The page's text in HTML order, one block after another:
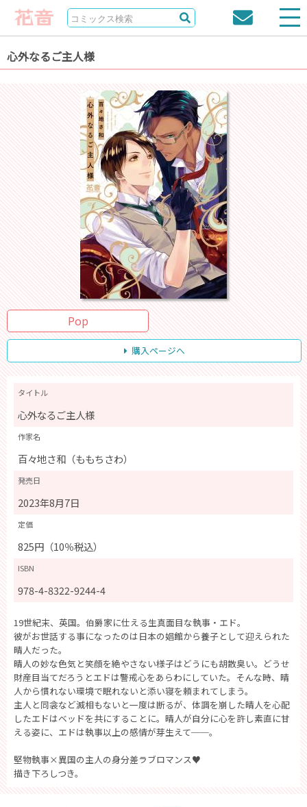
心外なるご主人様
Pop
購入ページへ
タイトル
心外なるご主人様
作家名
百々地さ和（ももちさわ）
発売日
2023年8月7日
定価
825円（10％税込）
ISBN
978-4-8322-9244-4
19世紀末、英国。伯爵家に仕える生真面目な執事・エド。
彼がお世話する事になったのは日本の娼館から養子として迎えられた
晴人だった。
晴人の妙な色気と笑顔を絶やさない様子はどうにも胡散臭い。どうせ
財産目当てだろうとエドは警戒心をあらわにしていた。そんな時、晴
人から慣れない環境で眠れないと添い寝を頼まれてしまう。
主人と同衾など滅相もないと一度は断るが、体調を崩した晴人を心配
したエドはベッドを共にすることに。晴人が自分に心を許し素直に甘
える姿に、エドは執事以上の感情が芽生えて──。
堅物執事×異国の主人の身分差ラブロマンス♥
描き下ろしつき。